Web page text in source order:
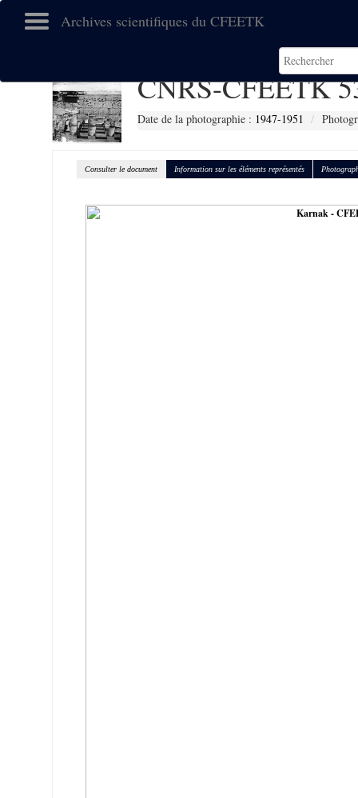
Archives scientifiques du CFEETK
CNRS-CFEETK
Date de la photographie : 1947-1951
Consulter le document Information sur les éléments représentés